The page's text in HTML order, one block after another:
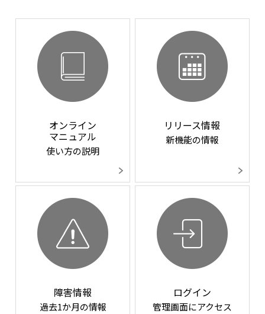
オンライン
マニュアル
使い方の説明
リリース情報
新機能の情報
障害情報
過去1か月の情報
ログイン
管理画面にアクセス